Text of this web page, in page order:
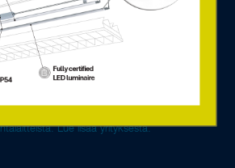
ohjaukseen erikoistunut perheyritys,
yli 40 vuoden kokemus ja johtava markkina-
johtavien valmistajien kehittyneiden LED-
digitaalisten komponenttien avulla toimitamme
ja energiatehokkaat valaistusratkaisut
Edustamme yrityksiä, joilla on
kaikkien valonlähteiden led-diodeista,
Lue lisää yrityksestä.